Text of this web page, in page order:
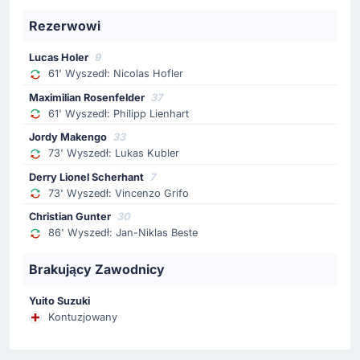
Vincenzo Grifo, za niego wpuszcza Derry Lionel
Lukas Kubler
Zmiana w zespole SC Freiburg. Boisko opuszcza Lukas
66'
Zmiana zawodnika
Victor Lindelof
Aston Villa: schodzi Victor Lindelof, za niego zagra
Rezerwowi
Lucas Holer 9
61' Wyszedł: Nicolas Hofler
Maximilian Rosenfelder 37
61' Wyszedł: Philipp Lienhart
Jordy Makengo 33
73' Wyszedł: Lukas Kubler
Derry Lionel Scherhant 7
73' Wyszedł: Vincenzo Grifo
Christian Gunter 30
86' Wyszedł: Jan-Niklas Beste
Brakujący Zawodnicy
Yuito Suzuki
Kontuzjowany